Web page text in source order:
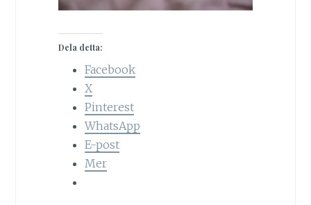
Dela detta:
Facebook
X
Pinterest
WhatsApp
E-post
Mer